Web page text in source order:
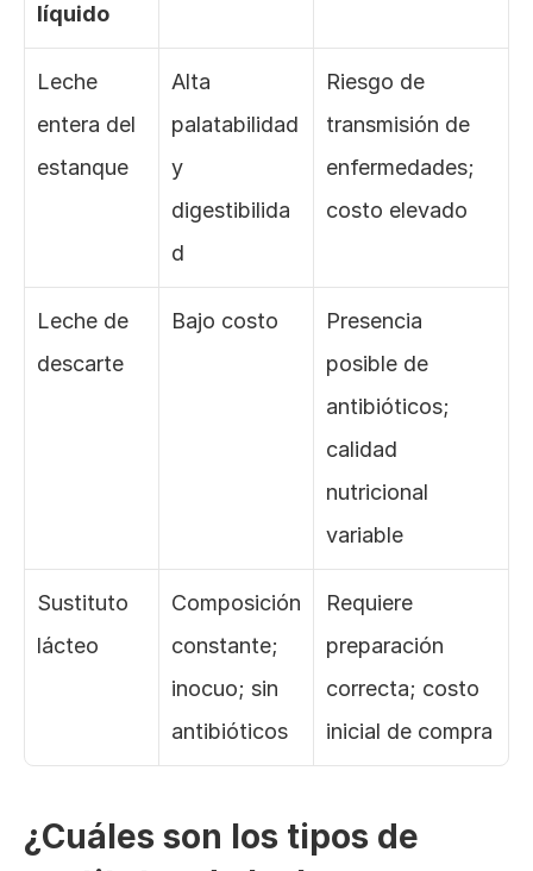
líquido
Leche
entera del
estanque
Alta
palatabilidad
y
digestibilida
d
Riesgo de
transmisión de
enfermedades;
costo elevado
Leche de
descarte
Bajo costo
Presencia
posible de
antibióticos;
calidad
nutricional
variable
Sustituto
lácteo
Composición
constante;
inocuo; sin
antibióticos
Requiere
preparación
correcta; costo
inicial de compra
¿Cuáles son los tipos de